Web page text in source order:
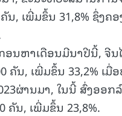
ຄັນ, ເພີ່ມຂຶ້ນ 31,8% ຊຶ່ງຄ
ອນຫາເດືອນມີນາປີນີ້, ຈີນ
ຄັນ, ເພີ່ມຂຶ້ນ 33,2% ເມື່
ຜ່ານມາ, ໃນນີ້ ສົ່ງອອກ
ຄັນ, ເພີ່ມຂຶ້ນ 23,8%.